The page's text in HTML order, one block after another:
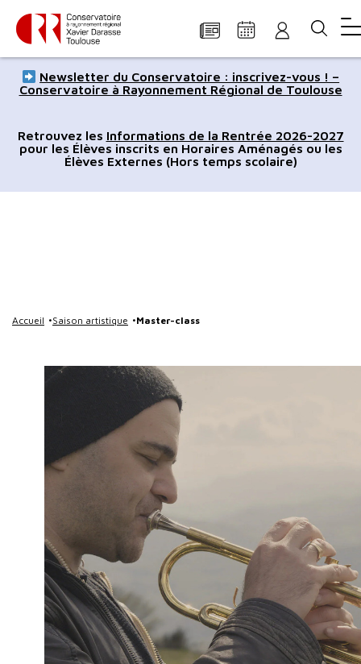
Panneau de gestion des cookies
Aller
au
principal
à
navigation
à
recherche
au
de
page
au
du
site
Newsletter du Conservatoire : inscrivez-vous ! –
Conservatoire à Rayonnement Régional de Toulouse
Retrouvez les Informations de la Rentrée 2026-2027
pour les Élèves inscrits en Horaires Aménagés ou les
Élèves Externes (Hors temps scolaire)
Accueil Saison artistique Master-class